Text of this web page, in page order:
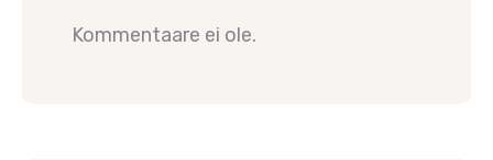
Kommentaare ei ole.